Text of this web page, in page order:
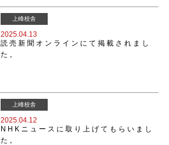
上峰校舎
2025.04.13
読売新聞オンラインにて掲載されまし
た。
上峰校舎
2025.04.12
NHKニュースに取り上げてもらいまし
た。